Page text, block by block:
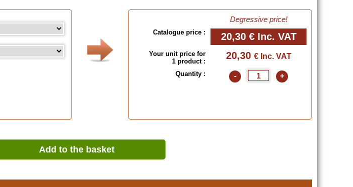
!
- Small = 39/40 (Eur) - 6/7 (UK) - 7/8 (USA)
- Medium = 41/44 (Eur) - 7½/9½ (UK) - 8½/11 (USA)
- Large = 45/47 (Eur) - 10/12 (UK) - 11½/13 (USA)
Degressive price!
Catalogue price : 20,30 € Inc. VAT
Your unit price for
1 product :
20,30 € Inc. VAT
Quantity : - +
Add to the basket